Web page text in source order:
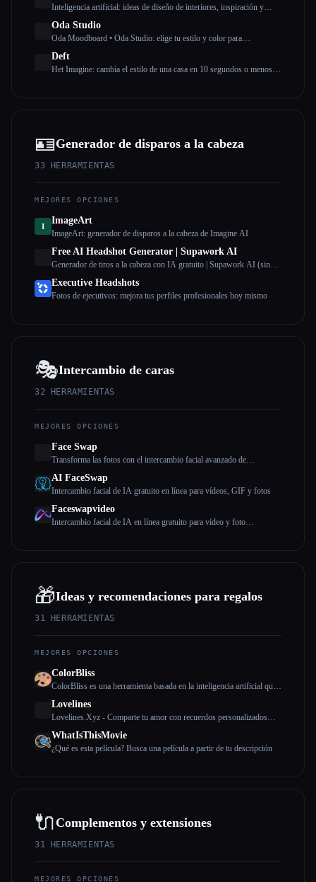
Inteligencia artificial: ideas de diseño de interiores, inspiración y
Oda Studio
Oda Moodboard • Oda Studio: elige tu estilo y color para
Deft
Het Imagine: cambia el estilo de una casa en 10 segundos o menos.
🪪Generador de disparos a la cabeza
33 HERRAMIENTAS
MEJORES OPCIONES
I
ImageArt
ImageArt: generador de disparos a la cabeza de Imagine AI
Free AI Headshot Generator | Supawork AI
Generador de tiros a la cabeza con IA gratuito | Supawork AI (sin
Executive Headshots
Fotos de ejecutivos: mejora tus perfiles profesionales hoy mismo
🎭Intercambio de caras
32 HERRAMIENTAS
MEJORES OPCIONES
Face Swap
Transforma las fotos con el intercambio facial avanzado de
AI FaceSwap
Intercambio facial de IA gratuito en línea para vídeos, GIF y fotos
Faceswapvideo
Intercambio facial de IA en línea gratuito para vídeo y foto
🎁Ideas y recomendaciones para regalos
31 HERRAMIENTAS
MEJORES OPCIONES
ColorBliss
ColorBliss es una herramienta basada en la inteligencia artificial que
personalizadas y únicas mediante instrucciones de texto, convertir a
partir de fotos e incluso a partir de tus propias fotos.
Lovelines
Lovelines.Xyz - Comparte tu amor con recuerdos personalizados
WhatIsThisMovie
¿Qué es esta película? Busca una película a partir de tu descripción
🔌 Complementos y extensiones
31 HERRAMIENTAS
MEJORES OPCIONES